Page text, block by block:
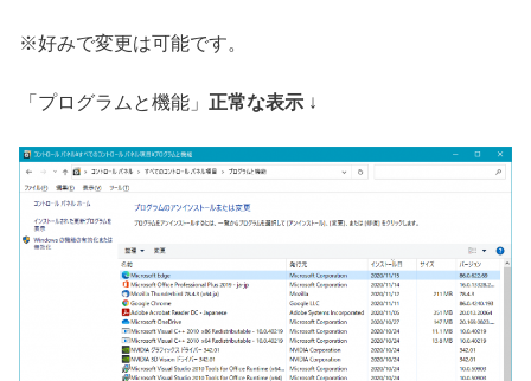
※好みで変更は可能です。
「プログラムと機能」 正常な表示 ↓